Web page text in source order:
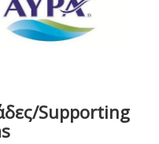
Supporting